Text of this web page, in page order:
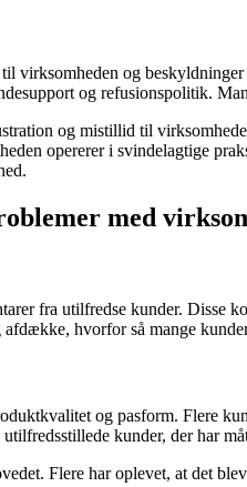
virksomheden og
og refusionspolitik.
og mistillid til
opererer i svindelagtige
med
fra utilfredse kunder. Disse
hvorfor så mange
og pasform. Flere
kunder, der har
Flere har oplevet, at det